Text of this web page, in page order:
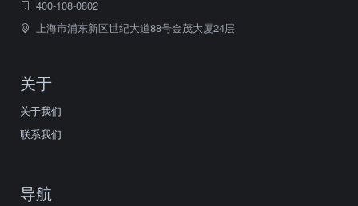
400-108-0802
上海市浦东新区世纪大道88号金茂大厦24层
关于
关于我们
联系我们
导航